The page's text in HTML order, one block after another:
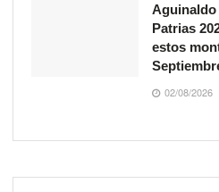
Aguinaldo
Patrias
estos
02/08/2026